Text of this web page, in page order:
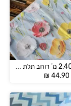
בד כותנה 2.40 מ' רוחב תלת מימד 3D
₪ 44.90